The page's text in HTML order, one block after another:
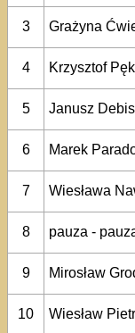
3
Grażyna
4
Krzysztof
5
Janusz
6
Marek
7
Wiesława
8
pauza -
9
Mirosław
10
Wiesław